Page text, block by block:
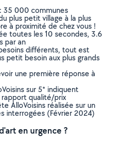
35 000 communes
plus petit village à la plus
à proximité de chez vous !
toutes les 10 secondes, 3.6
par an
différents, tout est
petit besoin aux plus grands
une première réponse à
sur 5* indiquent
rapport qualité/prix
AlloVoisins réalisée sur un
interrogées (Février 2024)
en urgence ?